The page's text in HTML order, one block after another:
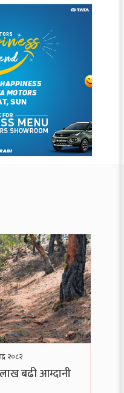
२०८२
बढी आम्दानी